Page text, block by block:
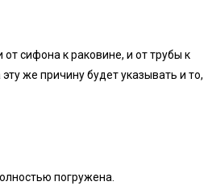
сифона к раковине, и от трубы к
же причину будет указывать и то,
погружена.